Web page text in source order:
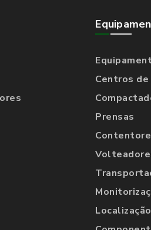
Centros
Prensas
Localização